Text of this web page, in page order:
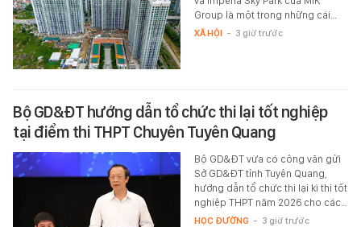
Group là một trong những cái…
XÃ HỘI - 3 giờ trước
Bộ GD&ĐT hướng dẫn tổ chức thi lại tốt nghiệp
tại điểm thi THPT Chuyên Tuyên Quang
Bộ GD&ĐT vừa có công văn gửi
Sở GD&ĐT tỉnh Tuyên Quang,
hướng dẫn tổ chức thi lại kì thi tốt
nghiệp THPT năm 2026 cho các…
HỌC ĐƯỜNG - 3 giờ trước